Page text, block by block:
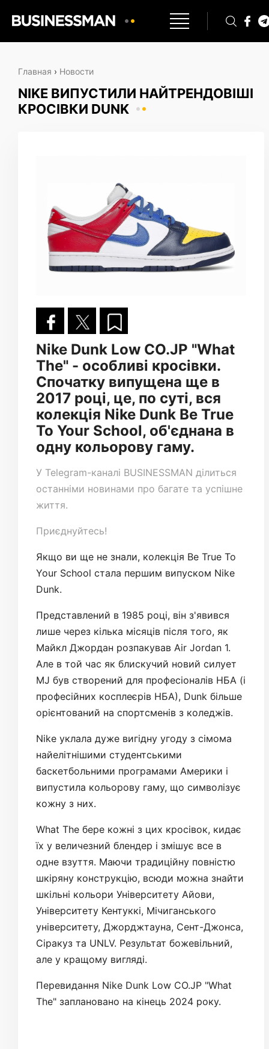
Главная › Новости
NIKE ВИПУСТИЛИ НАЙТРЕНДОВІШІ
КРОСІВКИ DUNK
Nike Dunk Low CO.JP "What
The" - особливі кросівки.
Спочатку випущена ще в
2017 році, це, по суті, вся
колекція Nike Dunk Be True
To Your School, об'єднана в
одну кольорову гаму.
У Telegram-каналі BUSINESSMAN ділиться
останніми новинами про багате та успішне
життя.
Приєднуйтесь!
Якщо ви ще не знали, колекція Be True To
Your School стала першим випуском Nike
Dunk.
Представлений в 1985 році, він з'явився
лише через кілька місяців після того, як
Майкл Джордан розпакував Air Jordan 1.
Але в той час як блискучий новий силует
MJ був створений для професіоналів НБА (і
професійних косплеєрів НБА), Dunk більше
орієнтований на спортсменів з коледжів.
Nike уклала дуже вигідну угоду з сімома
найелітнішими студентськими
баскетбольними програмами Америки і
випустила кольорову гаму, що символізує
кожну з них.
What The бере кожні з цих кросівок, кидає
їх у величезний блендер і змішує все в
одне взуття. Маючи традиційну повністю
шкіряну конструкцію, всюди можна знайти
шкільні кольори Університету Айови,
Університету Кентуккі, Мічиганського
університету, Джорджтауна, Сент-Джонса,
Сіракуз та UNLV. Результат божевільний,
але у кращому вигляді.
Перевидання Nike Dunk Low CO.JP "What
The" заплановано на кінець 2024 року.